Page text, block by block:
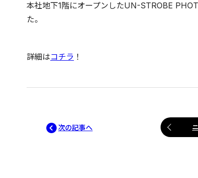
本社地下1階にオープンしたUN-STROBE
た。
詳細はコチラ ！
次の記事へ